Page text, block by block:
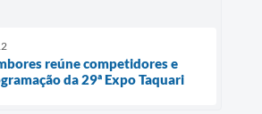
reúne competidores e
da 29ª Expo Taquari